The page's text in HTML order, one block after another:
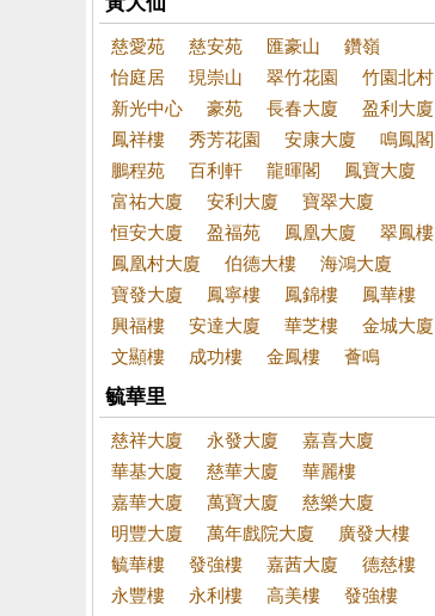
慈愛苑 慈安苑 匯豪山
鑽嶺
怡庭居
現崇山 翠竹花園
竹園北村
新光中心
豪苑 長春大廈
盈利大廈
鳳祥樓
秀芳花園 安康大廈
鳴鳳閣
鵬程苑
百利軒 龍暉閣
鳳寶大廈
富祐大廈
安利大廈
寶翠大廈
恒安大廈
盈福苑 鳳凰大廈
翠鳳樓
鳳凰村大廈
伯德大樓
海鴻大廈
寶發大廈
鳳寧樓 鳳錦樓
鳳華樓
興福樓
安達大廈 華芝樓
金城大廈
文顯樓
成功樓 金鳳樓 薈鳴
毓華里
慈祥大廈 永發大廈
嘉喜大廈
華基大廈
慈華大廈
華麗樓
嘉華大廈
萬寶大廈
慈樂大廈
明豐大廈
萬年戲院大廈
廣發大樓
毓華樓
發強樓 嘉茜大廈
德慈樓
永豐樓
永利樓 高美樓 發強樓